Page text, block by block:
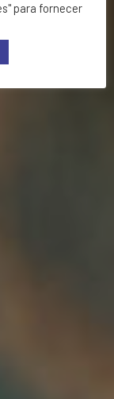
para fornecer